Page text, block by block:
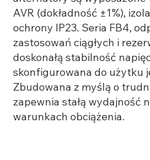
AVR (dokładność ±1%),
ochrony IP23. Seria FB4,
zastosowań ciągłych i
doskonałą stabilność
skonfigurowana do użytku
Zbudowana z myślą o
zapewnia stałą wydajność
warunkach obciążenia.